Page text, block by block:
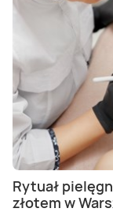
Rytuał
złotem w